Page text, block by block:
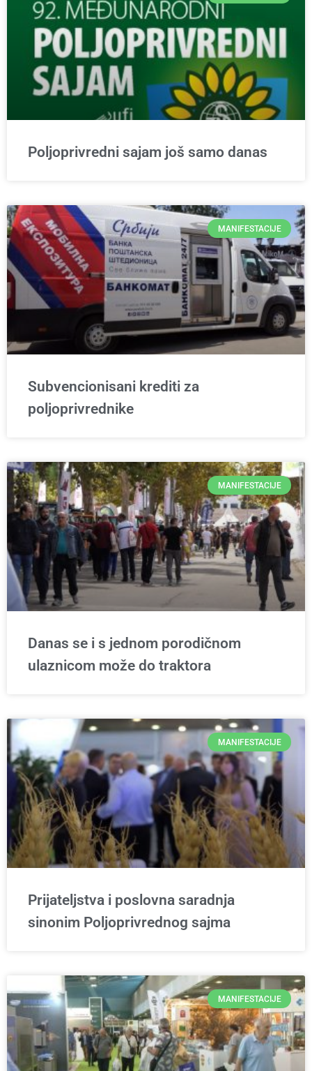
Poljoprivredni sajam još samo danas
MANIFESTACIJE
Subvencionisani krediti za
poljoprivrednike
MANIFESTACIJE
Danas se i s jednom porodičnom
ulaznicom može do traktora
MANIFESTACIJE
Prijateljstva i poslovna saradnja
sinonim Poljoprivrednog sajma
MANIFESTACIJE